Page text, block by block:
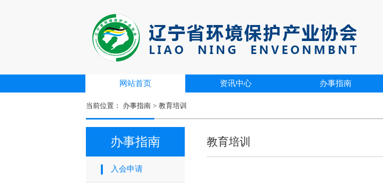
网站首页 资讯中心 办事指南
当前位置： 办事指南 > 教育培训
办事指南
入会申请
教育培训